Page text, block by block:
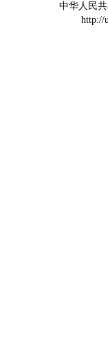
中华人民
http://